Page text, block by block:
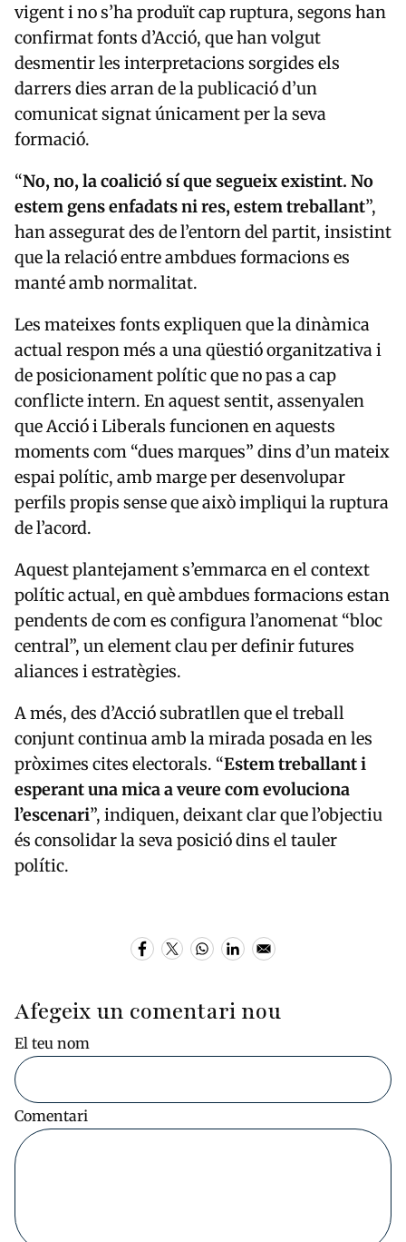
vigent i no s’ha produït cap ruptura, segons han
confirmat fonts d’Acció, que han volgut
desmentir les interpretacions sorgides els
darrers dies arran de la publicació d’un
comunicat signat únicament per la seva
formació.
“No, no, la coalició sí que segueix existint. No
estem gens enfadats ni res, estem treballant”,
han assegurat des de l’entorn del partit, insistint
que la relació entre ambdues formacions es
manté amb normalitat.
Les mateixes fonts expliquen que la dinàmica
actual respon més a una qüestió organitzativa i
de posicionament polític que no pas a cap
conflicte intern. En aquest sentit, assenyalen
que Acció i Liberals funcionen en aquests
moments com “dues marques” dins d’un mateix
espai polític, amb marge per desenvolupar
perfils propis sense que això impliqui la ruptura
de l’acord.
Aquest plantejament s’emmarca en el context
polític actual, en què ambdues formacions estan
pendents de com es configura l’anomenat “bloc
central”, un element clau per definir futures
aliances i estratègies.
A més, des d’Acció subratllen que el treball
conjunt continua amb la mirada posada en les
pròximes cites electorals. “Estem treballant i
esperant una mica a veure com evoluciona
l’escenari”, indiquen, deixant clar que l’objectiu
és consolidar la seva posició dins el tauler
polític.
Afegeix un comentari nou
El teu nom
Comentari